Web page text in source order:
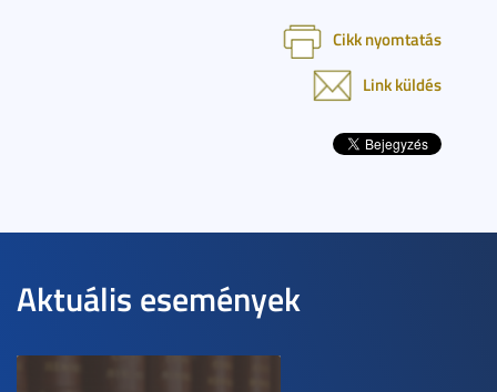
Cikk nyomtatás
Link küldés
Aktuális események